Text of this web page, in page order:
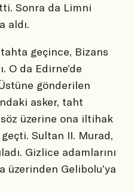
Sonra da Limni
aldı.
geçince, Bizans
O da Edirne’de
gönderilen
asker, taht
üzerine ona iltihak
Sultan II. Murad,
Gizlice adamlarını
üzerinden Gelibolu’ya